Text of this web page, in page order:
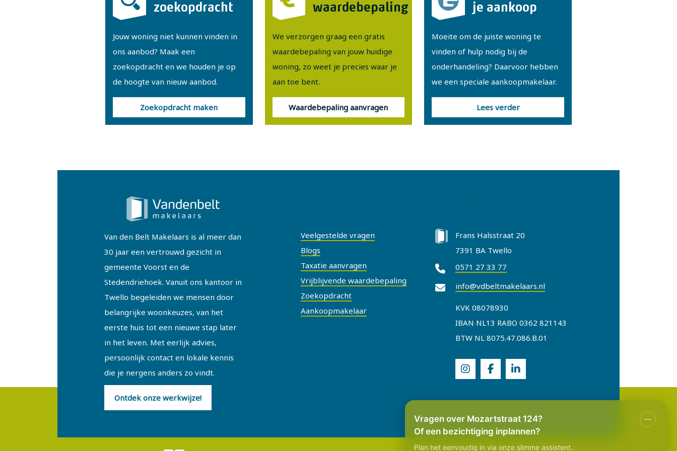
zoekopdracht
Jouw woning niet kunnen vinden in
ons aanbod? Maak een
zoekopdracht en we houden je op
de hoogte van nieuw aanbod.
Zoekopdracht maken
waardebepaling
We verzorgen graag een gratis
waardebepaling van jouw huidige
woning, zo weet je precies waar je
aan toe bent.
Waardebepaling aanvragen
je aankoop
Moeite om de juiste woning te
vinden of hulp nodig bij de
onderhandeling? Daarvoor hebben
we een speciale aankoopmakelaar.
Lees verder
Van den Belt Makelaars is al meer dan
30 jaar een vertrouwd gezicht in
gemeente Voorst en de
Stedendriehoek. Vanuit ons kantoor in
Twello begeleiden we mensen door
belangrijke woonkeuzes, van het
eerste huis tot een nieuwe stap later
in het leven. Met eerlijk advies,
persoonlijk contact en lokale kennis
die je nergens anders zo vindt.
Ontdek onze werkwijze!
Veelgestelde vragen
Blogs
Taxatie aanvragen
Vrijblijvende waardebepaling
Zoekopdracht
Aankoopmakelaar
Frans Halsstraat 20
7391 BA Twello
0571 27 33 77
info@vdbeltmakelaars.nl
KVK 08078930
IBAN NL13 RABO 0362 821143
BTW NL 8075.47.086.B.01